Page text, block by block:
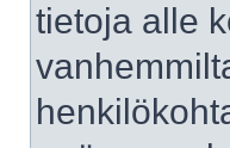
tietoja alle